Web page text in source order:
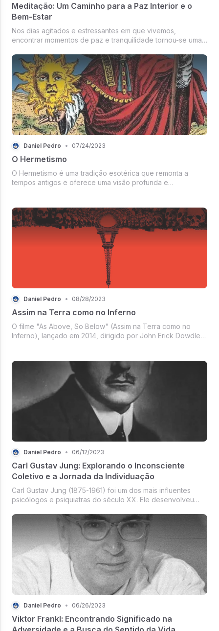
Meditação: Um Caminho para a Paz Interior e o
Bem-Estar
Nos dias agitados e estressantes em que vivemos,
encontrar momentos de paz e tranquilidade tornou-se uma
A meditação tem se mostrado uma...
Daniel Pedro • 07/24/2023
O Hermetismo
O Hermetismo é uma tradição esotérica que remonta a
tempos antigos e oferece uma visão profunda e
Daniel Pedro • 08/28/2023
Assim na Terra como no Inferno
O filme "As Above, So Below" (Assim na Terra como no
Inferno), lançado em 2014, dirigido por John Erick Dowdle,
Daniel Pedro • 06/12/2023
Carl Gustav Jung: Explorando o Inconsciente
Coletivo e a Jornada da Individuação
Carl Gustav Jung (1875-1961) foi um dos mais influentes
psicólogos e psiquiatras do século XX. Ele desenvolveu
explorando o papel do inconscien...
Daniel Pedro • 06/26/2023
Viktor Frankl: Encontrando Significado na